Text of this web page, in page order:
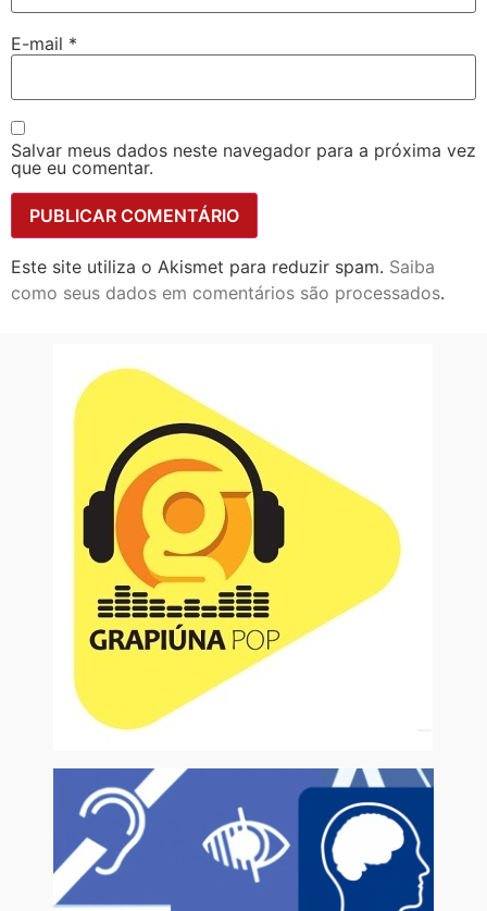
E-mail *
Salvar meus dados neste navegador para a próxima vez
que eu comentar.
Este site utiliza o Akismet para reduzir spam. Saiba
como seus dados em comentários são processados.